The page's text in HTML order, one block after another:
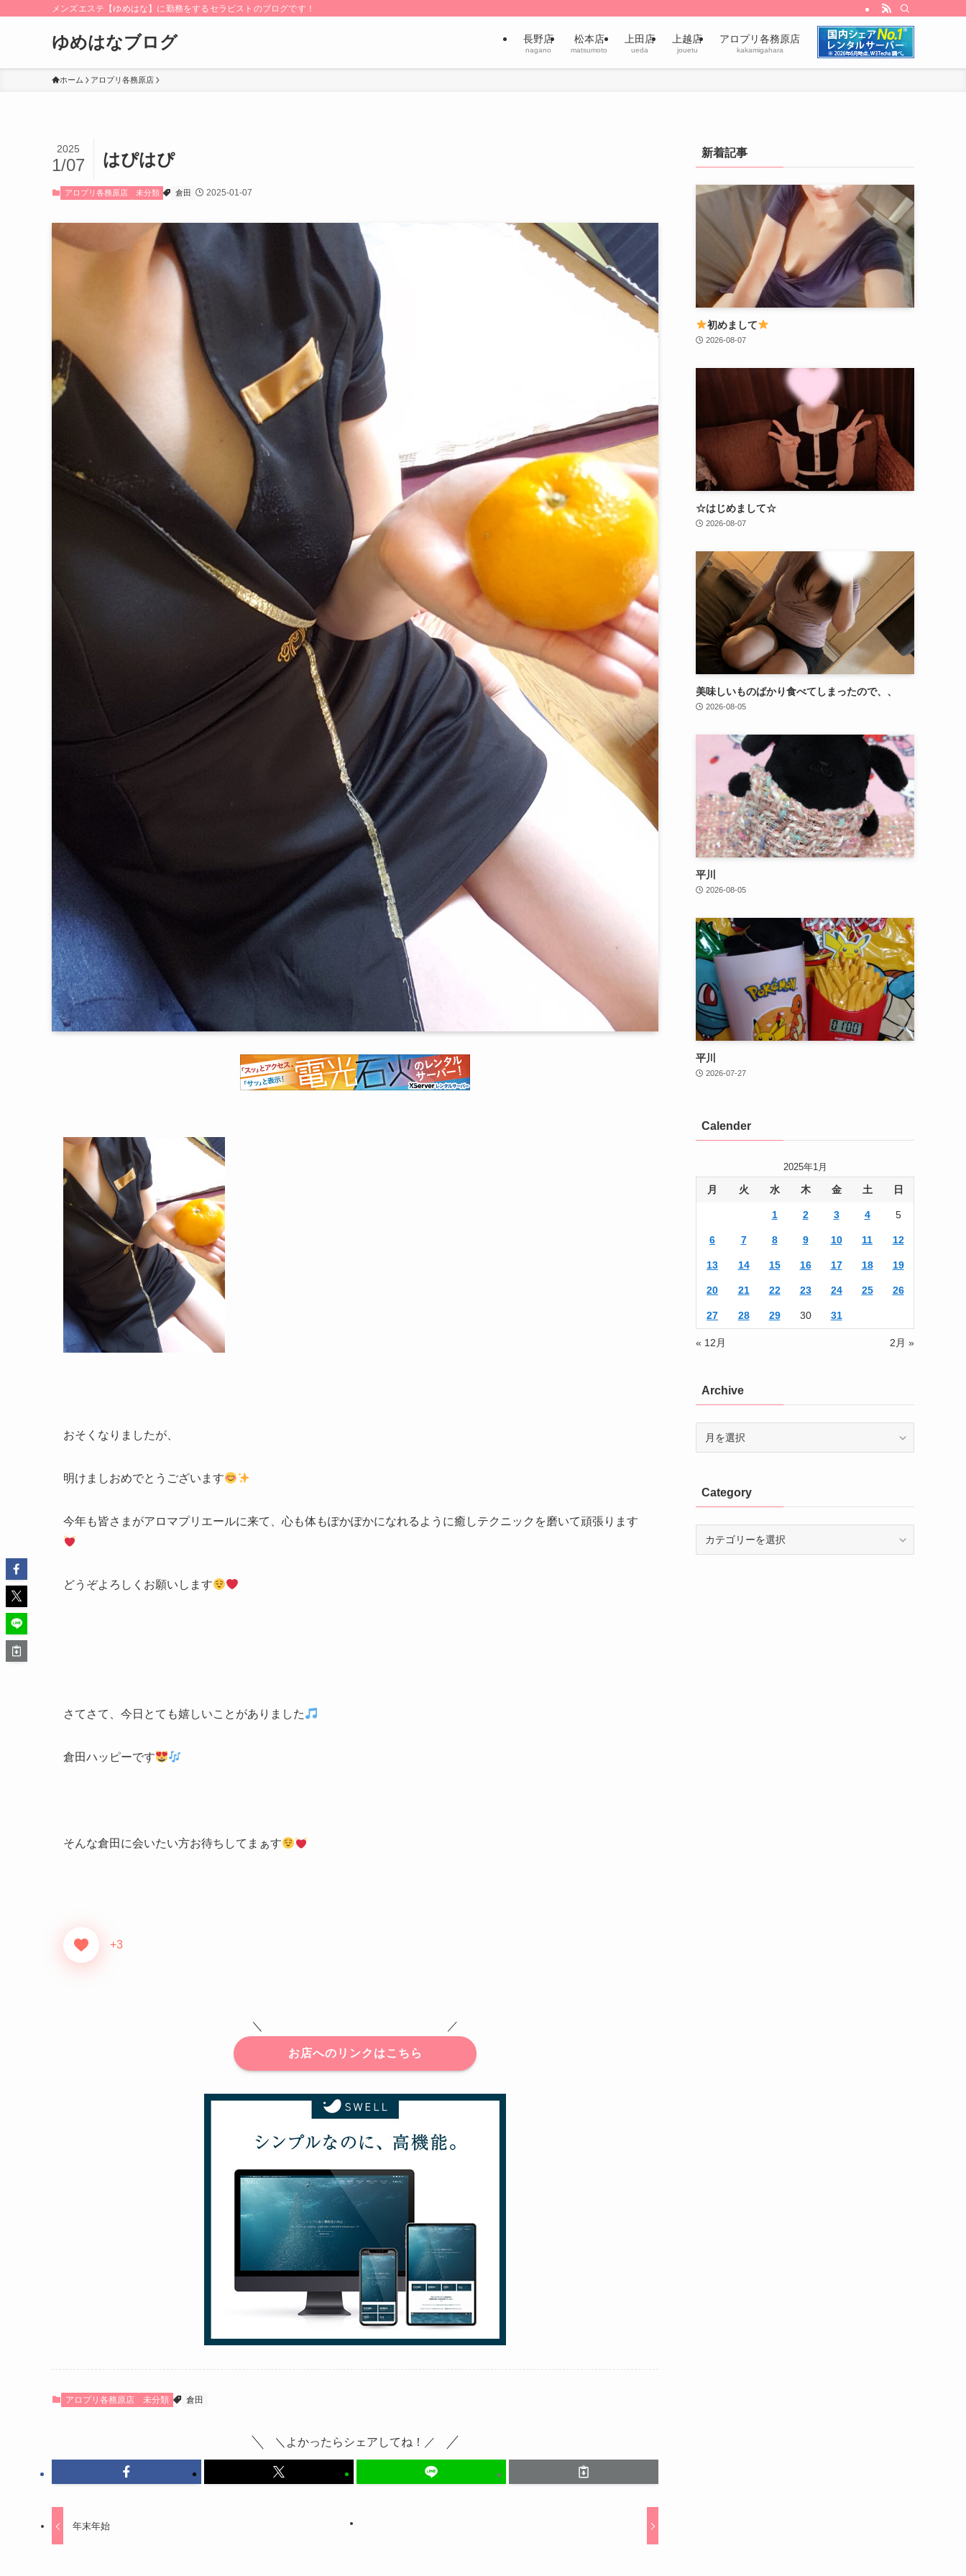
メンズエステ【ゆめはな】に勤務をするセラピストのブログです！
ゆめはなブログ 長野店
nagano
松本店
matsumoto
上田店
ueda
上越店
jouetu
アロプリ各務原店
kakamigahara
ホーム アロプリ各務原店
はぴはぴ
2025
1/07
アロプリ各務原店 未分類 倉田 2025-01-07
おそくなりましたが、
明けましおめでとうございます
今年も皆さまがアロマプリエールに来て、心も体もぽかぽかになれるように癒しテクニックを磨いて頑張ります
どうぞよろしくお願いします
さてさて、今日とても嬉しいことがありました
倉田ハッピーです
そんな倉田に会いたい方お待ちしてまぁす
+3
＼ ／
お店へのリンクはこちら
アロプリ各務原店 未分類 倉田
＼よかったらシェアしてね！／
年末年始
新着記事
初めまして
2026-08-07
☆はじめまして☆
2026-08-07
美味しいものばかり食べてしまったので、、
2026-08-05
平川
2026-08-05
平川
2026-07-27
Calender
2025年1月
月 火 水 木 金 土 日
1 2 3 4 5
6 7 8 9 10 11 12
13 14 15 16 17 18 19
20 21 22 23 24 25 26
27 28 29 30 31
« 12月 2月 »
Archive
Category